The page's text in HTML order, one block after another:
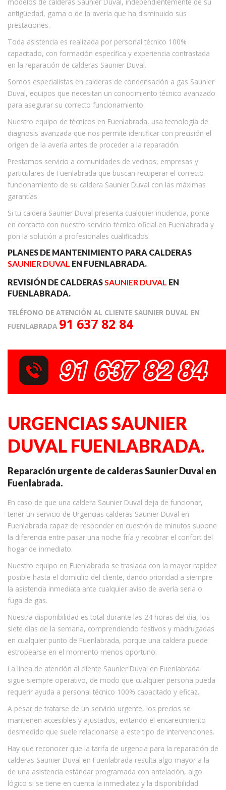
antigüedad, gama o de la avería que ha disminuido sus
prestaciones.
Toda asistencia es realizada por personal técnico 100%
capacitado, con formación específica y experiencia contrastada
en la reparación de calderas Saunier Duval.
Somos especialistas en calderas de condensación a gas Saunier
Duval, equipos que necesitan un conocimiento técnico avanzado
para asegurar su correcto funcionamiento.
Nuestro equipo de técnicos en Fuenlabrada, usa tecnología de
diagnosis avanzada que nos permite identificar con precisión el
origen de la avería antes de proceder a la reparación.
Prestamos servicio a comunidades de vecinos, empresas y
particulares de Fuenlabrada que buscan recuperar el correcto
funcionamiento de su caldera Saunier Duval con las máximas
garantías.
Si tu caldera Saunier Duval presenta cualquier incidencia, ponte
en contacto con nuestro servicio técnico oficial en Fuenlabrada y
pon la solución a profesionales cualificados.
PLANES DE MANTENIMIENTO PARA CALDERAS
SAUNIER DUVAL EN FUENLABRADA.
REVISIÓN DE CALDERASSAUNIER DUVAL EN
FUENLABRADA.
TELÉFONO DE ATENCIÓN AL CLIENTE SAUNIER DUVAL EN
FUENLABRADA 91 637 82 84.
URGENCIAS SAUNIER
DUVAL FUENLABRADA.
Reparación urgente de calderas Saunier Duval en
Fuenlabrada.
En caso de que una caldera Saunier Duval deja de funcionar,
tener un servicio de Urgencias calderas Saunier Duval en
Fuenlabrada capaz de responder en cuestión de minutos supone
la diferencia entre pasar una noche fría y recobrar el confort del
hogar de inmediato.
Nuestro equipo en Fuenlabrada se traslada con la mayor rapidez
posible hasta el domicilio del cliente, dando prioridad a siempre
la asistencia inmediata ante cualquier aviso de avería seria o
fuga de gas.
Nuestra disponibilidad es total durante las 24 horas del día, los
siete días de la semana, comprendiendo festivos y madrugadas
en cualquier punto de Fuenlabrada, porque una caldera puede
estropearse en el momento menos oportuno.
La línea de atención al cliente Saunier Duval en Fuenlabrada
sigue siempre operativo, de modo que cualquier persona pueda
requerir ayuda a personal técnico 100% capacitado y eficaz.
A pesar de tratarse de un servicio urgente, los precios se
mantienen accesibles y ajustados, evitando el encarecimiento
desmedido que suele relacionarse a este tipo de intervenciones.
Hay que reconocer que la tarifa de urgencia para la reparación de
calderas Saunier Duval en Fuenlabrada resulta algo mayor a la
de una asistencia estándar programada con antelación, algo
lógico si se tiene en cuenta la inmediatez y la disponibilidad